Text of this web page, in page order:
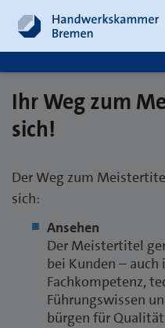
Suche
Ihr Weg zum
sich!
Der Weg zum
sich:
Ansehen
Der Meistertitel
bei Kunden –
Fachkompetenz,
Führungswissen
bürgen für